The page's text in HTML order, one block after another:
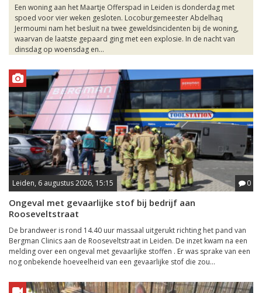
Een woning aan het Maartje Offerspad in Leiden is donderdag met
spoed voor vier weken gesloten. Locoburgemeester Abdelhaq
Jermoumi nam het besluit na twee geweldsincidenten bij de woning,
waarvan de laatste gepaard ging met een explosie. In de nacht van
dinsdag op woensdag en...
Leiden, 6 augustus 2026, 15:15 0
Ongeval met gevaarlijke stof bij bedrijf aan
Rooseveltstraat
De brandweer is rond 14.40 uur massaal uitgerukt richting het pand van
Bergman Clinics aan de Rooseveltstraat in Leiden. De inzet kwam na een
melding over een ongeval met gevaarlijke stoffen . Er was sprake van een
nog onbekende hoeveelheid van een gevaarlijke stof die zou...